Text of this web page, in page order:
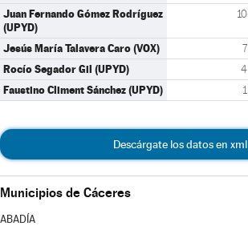
Juan Fernando Gómez Rodríguez
(UPYD)
10
Jesús María Talavera Caro (VOX) 7
Rocío Segador Gil (UPYD) 4
Faustino Climent Sánchez (UPYD) 1
Descárgate los datos en xml
Municipios de Cáceres
ABADÍA